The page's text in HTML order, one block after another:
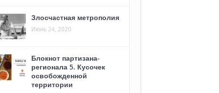
Злосчастная метрополия
Июнь 24, 2020
Блокнот партизана-
регионала 5. Кусочек
освобожденной
территории